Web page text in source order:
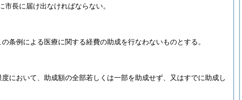
長に届け出なければならない。
条例による医療に関する経費の助成を行なわないものとする。
において、助成額の全部若しくは一部を助成せず、又はすでに助成し